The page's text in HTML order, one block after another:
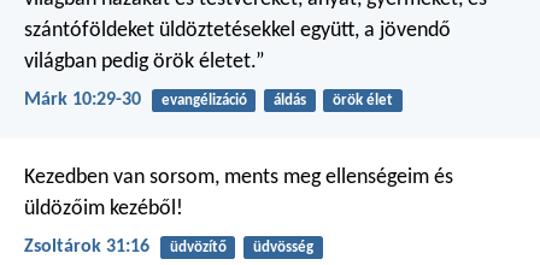
szántóföldeket üldöztetésekkel együtt, a jövendő
világban pedig örök életet.”
Márk 10:29-30 evangélizáció áldás örök élet
Kezedben van sorsom, ments megellenségeim és
üldözőim kezéből!
Zsoltárok 31:16 üdvözítő üdvösség